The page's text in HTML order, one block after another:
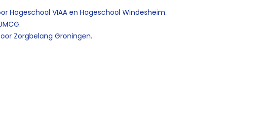
Hogeschool VIAA en Hogeschool Windesheim.
Zorgbelang Groningen.